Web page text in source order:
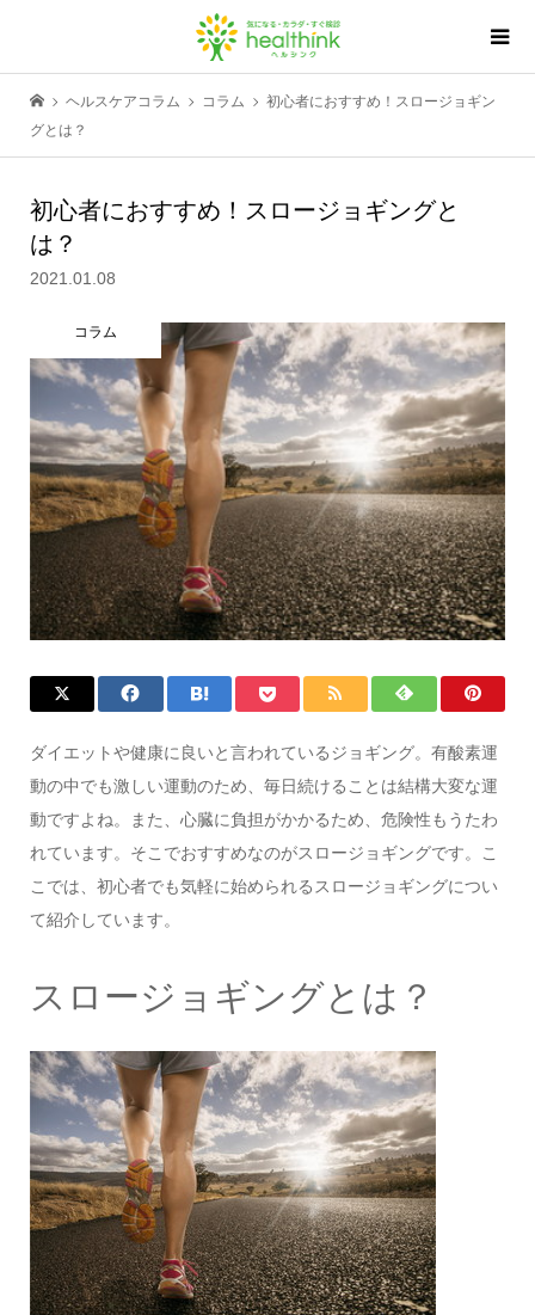
ヘルスケアコラム コラム
初心者におすすめ！スロージョギン
グとは？
初心者におすすめ！スロージョギングと
は？
2021.01.08
コラム
ダイエットや健康に良いと言われているジョギング。有酸素運
動の中でも激しい運動のため、毎日続けることは結構大変な運
動ですよね。また、心臓に負担がかかるため、危険性もうたわ
れています。そこでおすすめなのがスロージョギングです。こ
こでは、初心者でも気軽に始められるスロージョギングについ
て紹介しています。
スロージョギングとは？